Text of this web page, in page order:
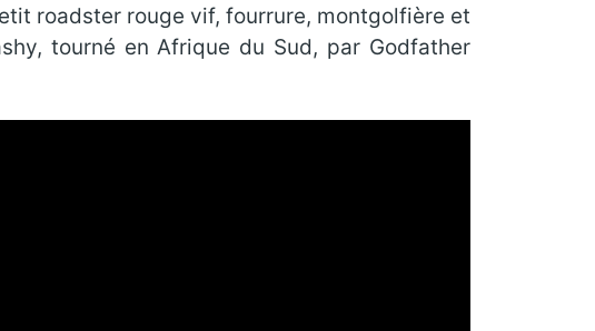
roadster rouge vif, fourrure, montgolfière et
tourné en Afrique du Sud, par Godfather